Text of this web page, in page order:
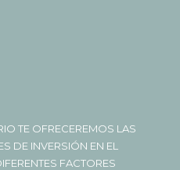
TE OFRECEREMOS LAS
DE INVERSIÓN EN EL
FACTORES